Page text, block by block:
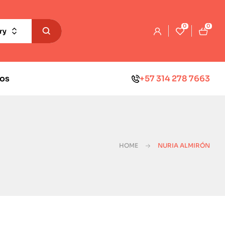
0 0
+57 314 278 7663
HOME NURIA ALMIRÓN